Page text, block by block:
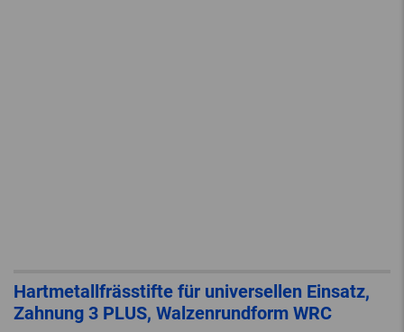
Hartmetallfrässtifte für universellen Einsatz,
Zahnung 3 PLUS, Walzenrundform WRC